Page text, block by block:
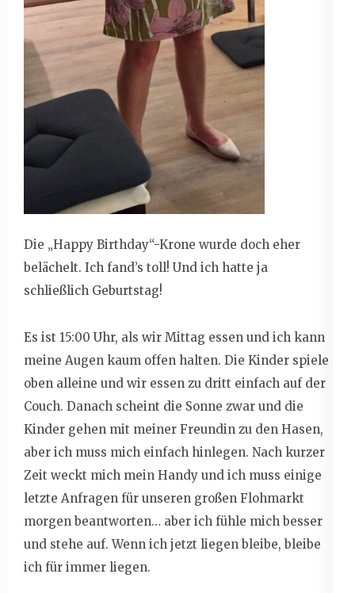
Die „Happy Birthday“-Krone wurde doch eher
belächelt. Ich fand’s toll! Und ich hatte ja
schließlich Geburtstag!
Es ist 15:00 Uhr, als wir Mittag essen und ich kann
meine Augen kaum offen halten. Die Kinder spiele
oben alleine und wir essen zu dritt einfach auf der
Couch. Danach scheint die Sonne zwar und die
Kinder gehen mit meiner Freundin zu den Hasen,
aber ich muss mich einfach hinlegen. Nach kurzer
Zeit weckt mich mein Handy und ich muss einige
letzte Anfragen für unseren großen Flohmarkt
morgen beantworten… aber ich fühle mich besser
und stehe auf. Wenn ich jetzt liegen bleibe, bleibe
ich für immer liegen.